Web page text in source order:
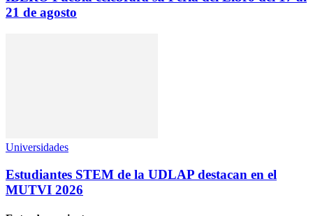
21 de agosto
Universidades
Estudiantes STEM de la UDLAP destacan en el
MUTVI 2026